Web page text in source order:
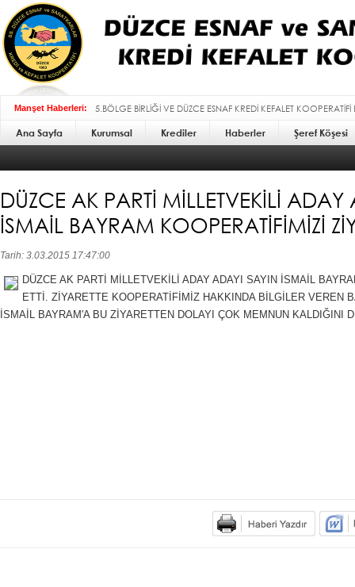
Manşet Haberleri:
5.BÖLGE BİRLİĞİ VE DÜZCE ESNAF KREDİ KEFALET
BAYRAMI MESAJI :
Ana Sayfa Kurumsal Krediler Haberler Şeref Köşesi
DÜZCE AK PARTİ MİLLETVEKİLİ
İSMAİL BAYRAM KOOPERATİFİMİZİ
Tarih: 3.03.2015 17:47:00
DÜZCE AK PARTİ MİLLETVEKİLİ ADAY ADAYI SAYIN İSMAİL
ETTİ. ZİYARETTE KOOPERATİFİMİZ HAKKINDA BİLGİLER VEREN
İSMAİL BAYRAM'A BU ZİYARETTEN DOLAYI ÇOK MEMNUN KALDIĞINI